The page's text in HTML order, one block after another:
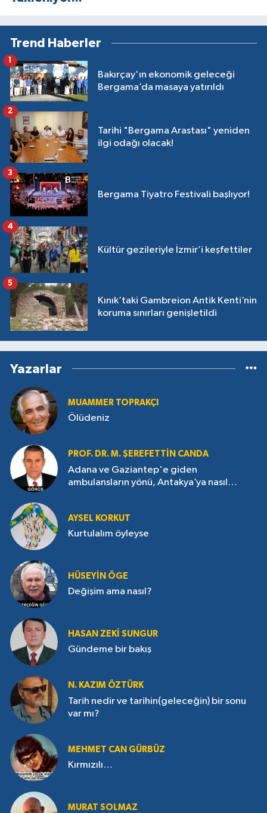
Trend Haberler
Bakırçay'ın ekonomik geleceği
Bergama’da masaya yatırıldı
1
Tarihi "Bergama Arastası" yeniden
ilgi odağı olacak!
2
Bergama Tiyatro Festivali başlıyor!
3
Kültür gezileriyle İzmir’i keşfettiler
4
Kınık’taki Gambreion Antik Kenti’nin
koruma sınırları genişletildi
5
Yazarlar
MUAMMER TOPRAKÇI
Ölüdeniz
PROF. DR. M. ŞEREFETTIN CANDA
Adana ve Gaziantep'e giden
ambulansların yönü, Antakya’ya nasıl
AYSEL KORKUT
Kurtulalım öyleyse
HÜSEYIN ÖGE
Değişim ama nasıl?
HASAN ZEKI SUNGUR
Gündeme bir bakış
N. KAZIM ÖZTÜRK
Tarih nedir ve tarihin(geleceğin) bir sonu
var mı?
MEHMET CAN GÜRBÜZ
Kırmızılı…
MURAT SOLMAZ